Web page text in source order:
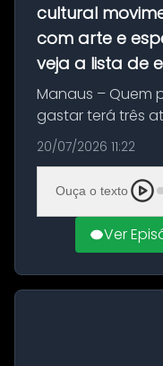
cultural
com arte e
veja a lista de
Manaus – Quem
gastar terá três
entre esta
(23). A
dedicada à
20/07/2026 11:22
Ouça o texto
Ver